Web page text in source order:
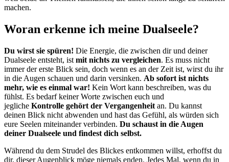
machen.
Woran erkenne ich meine Dualseele?
Du wirst sie spüren! Die Energie, die zwischen dir und deiner
Dualseele entsteht, ist mit nichts zu vergleichen. Es muss nicht
immer der erste Blick sein, doch wenn es an der Zeit ist, wirst du ihr
in die Augen schauen und darin versinken. Ab sofort ist nichts
mehr, wie es einmal war! Kein Wort kann beschreiben, was du
fühlst. Es bedarf keiner Worte zwischen euch und
jegliche Kontrolle gehört der Vergangenheit an. Du kannst
deinen Blick nicht abwenden und hast das Gefühl, als würden sich
eure Seelen miteinander verbinden. Du schaust in die Augen
deiner Dualseele und findest dich selbst.
Während du dem Strudel des Blickes entkommen willst, erhoffst du
dir, dieser Augenblick möge niemals enden. Jedes Mal, wenn du in